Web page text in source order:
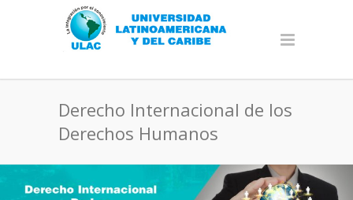
Derecho Internacional de los
Derechos Humanos